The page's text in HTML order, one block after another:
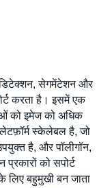
डिटेक्शन, सेगमेंटेशन और
करता है। इसमें एक
को इमेज को अधिक
स्केलेबल है, जो
है, और पॉलीगॉन,
को सपोर्ट
लिए बहुमुखी बन जाता